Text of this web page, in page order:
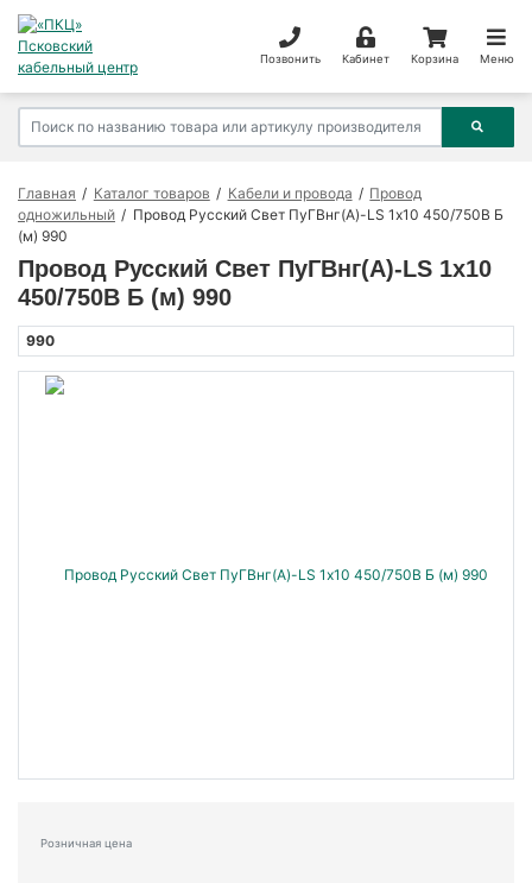
Позвонить Кабинет Корзина Меню
Главная Каталог товаров Кабели и провода
Провод
одножильный
Провод Русский Свет ПуГВнг(А)-LS 1х10 450/750В Б
(м) 990
Провод Русский Свет ПуГВнг(А)-LS 1х10
450/750В Б (м) 990
990
Розничная цена